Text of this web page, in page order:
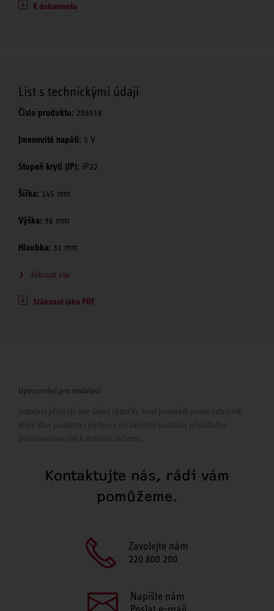
K dokumentu
List s technickými údaji
Číslo produktu: 205018
Jmenovité napětí: 5 V
Stupeň krytí (IP): IP22
Šířka: 145 mm
Výška: 96 mm
Hloubka: 31 mm
Zobrazit vše
Stáhnout jako PDF
Upozornění pro instalaci
Instalaci přístrojů bez síťové zástrčky musí provádět pouze odborník,
který Vám poskytne i podporu při zajištění souhlasu příslušného
provozovatele sítě k instalaci zařízení.
Kontaktujte nás, rádi vám
pomůžeme.
Zavolejte nám
220 800 200
Napište nám